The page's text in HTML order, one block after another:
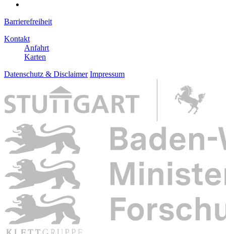
Barrierefreiheit
Kontakt
Anfahrt
Karten
Datenschutz & Disclaimer Impressum